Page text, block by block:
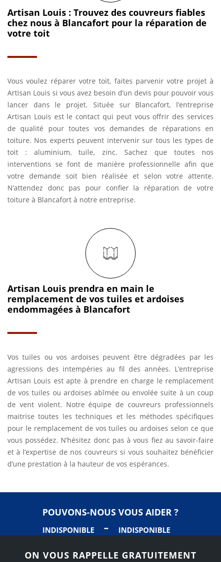
Artisan Louis : Trouvez des couvreurs fiables
chez nous à Blancafort pour la réparation de
votre toit
Vous voulez réparer votre toit, faites parvenir votre projet à
Artisan Louis si vous avez besoin d’un devis pour pouvoir vous
lancer dans le projet. Située sur Blancafort, l’entreprise
Artisan Louis est le contact qui peut vous offrir des services
de qualité pour toutes vos demandes de réparations en
toiture. Nos experts peuvent intervenir sur tous les types de
toit : aluminium, tuile, zinc. Sachez que toutes nos
interventions se font de manière professionnelle afin que
votre demande soit bien réalisée et selon votre attente.
N’attendez donc pas pour confier la réparation de votre
toiture à Blancafort à notre entreprise.
Artisan Louis prendra en main le
remplacement de vos tuiles et ardoises
endommagées à Blancafort
Vos tuiles ou vos ardoises peuvent être dégradées par les
agressions des intempéries au fil des années. L’entreprise
Artisan Louis est apte à prendre en charge le remplacement
de vos tuiles ou ardoises abîmée ou envolée suite à un coup
de vent violent. Notre équipe de couvreurs professionnels
maitrise toutes les techniques et les méthodes spécifiques
pour le remplacement de vos tuiles ou ardoises selon ce que
vous possédez. N’hésitez donc pas à vous fiez au savoir-faire
et à l’expertise de nos couvreurs si vous souhaitez bénéficier
d’une prestation à la hauteur de vos espérances.
POUVONS-NOUS VOUS AIDER ?
INDISPONIBLE - INDISPONIBLE
ON VOUS RAPPELLE GRATUITEMENT